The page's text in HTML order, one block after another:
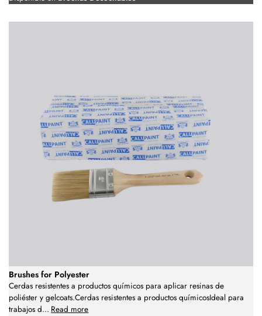
Brushes for Polyester
Cerdas resistentes a productos químicos para aplicar resinas de
poliéster y gelcoats.Cerdas resistentes a productos químicosIdeal para
trabajos d... Read more